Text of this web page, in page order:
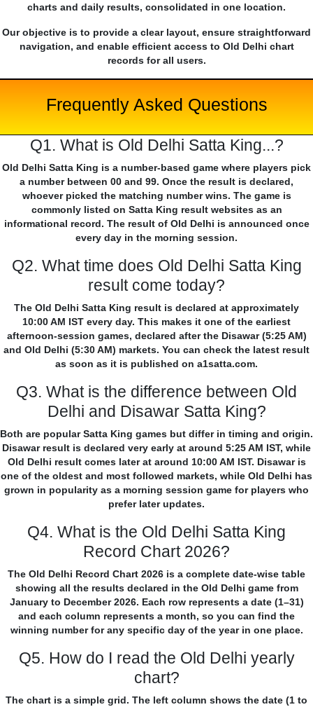
charts and daily results, consolidated in one location.
Our objective is to provide a clear layout, ensure straightforward
navigation, and enable efficient access to Old Delhi chart
records for all users.
Frequently Asked Questions
Q1. What is Old Delhi Satta King...?
Old Delhi Satta King is a number-based game where players pick
a number between 00 and 99. Once the result is declared,
whoever picked the matching number wins. The game is
commonly listed on Satta King result websites as an
informational record. The result of Old Delhi is announced once
every day in the morning session.
Q2. What time does Old Delhi Satta King
result come today?
The Old Delhi Satta King result is declared at approximately
10:00 AM IST every day. This makes it one of the earliest
afternoon-session games, declared after the Disawar (5:25 AM)
and Old Delhi (5:30 AM) markets. You can check the latest result
as soon as it is published on a1satta.com.
Q3. What is the difference between Old
Delhi and Disawar Satta King?
Both are popular Satta King games but differ in timing and origin.
Disawar result is declared very early at around 5:25 AM IST, while
Old Delhi result comes later at around 10:00 AM IST. Disawar is
one of the oldest and most followed markets, while Old Delhi has
grown in popularity as a morning session game for players who
prefer later updates.
Q4. What is the Old Delhi Satta King
Record Chart 2026?
The Old Delhi Record Chart 2026 is a complete date-wise table
showing all the results declared in the Old Delhi game from
January to December 2026. Each row represents a date (1–31)
and each column represents a month, so you can find the
winning number for any specific day of the year in one place.
Q5. How do I read the Old Delhi yearly
chart?
The chart is a simple grid. The left column shows the date (1 to